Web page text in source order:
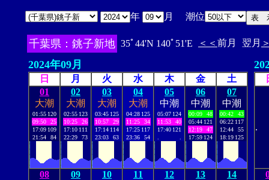
年 月 潮位
千葉県：銚子新地 35ﾟ44'N 140ﾟ51'E ＜＜ 前月 翌月
2024年09月
日 月 火 水 木 金
土
01
大潮
01:55 120
09:50
25
17:09 109
21:54
84
02
大潮
02:55 123
10:25
26
17:10 111
22:29
73
03
大潮
03:45 125
10:57
29
17:14 114
23:03
63
04
大潮
04:28 125
11:25
34
17:25 117
23:36
54
05
中潮
05:07 124
11:53
40
17:40 121
06
中潮
00:09
48
05:44 121
12:19
47
17:59 124
07
中潮
00:42
43
06:22 117
12:44
55
18:19 125
08
09
10
11
12
13
14
.